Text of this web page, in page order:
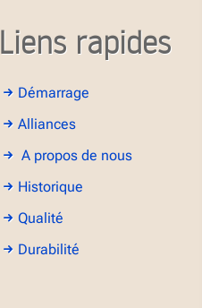
Liens rapides
Démarrage
Alliances
A propos de nous
Historique
Qualité
Durabilité